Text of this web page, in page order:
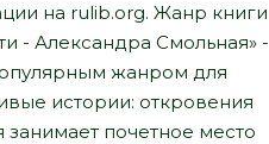
на rulib.org. Жанр книги
- Александра Смольная» -
жанром для
истории: откровения
занимает почетное место